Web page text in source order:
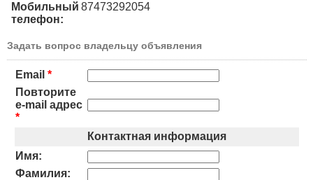
Мобильный
телефон:
87473292054
Задать вопрос владельцу объявления
Email *
Повторите
e-mail адрес
*
Контактная информация
Имя:
Фамилия: